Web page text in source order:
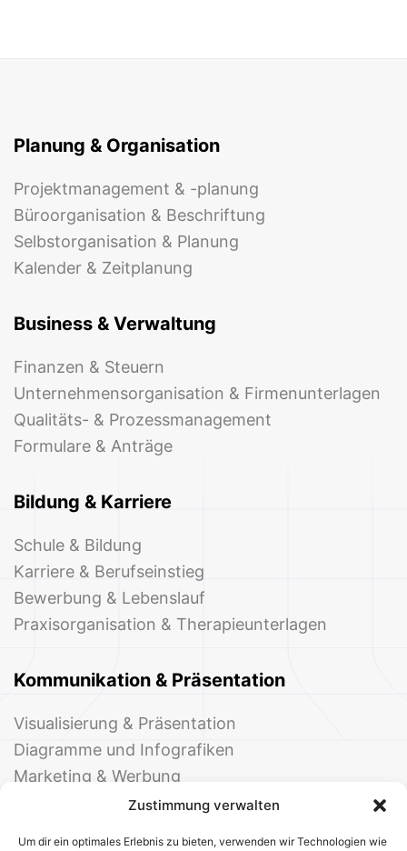
Zustimmung verwalten
Um dir ein optimales Erlebnis zu bieten, verwenden wir Technologien wie
Planung & Organisation
Projektmanagement & -planung
Büroorganisation & Beschriftung
Selbstorganisation & Planung
Kalender & Zeitplanung
Business & Verwaltung
Finanzen & Steuern
Unternehmensorganisation & Firmenunterlagen
Qualitäts- & Prozessmanagement
Formulare & Anträge
Bildung & Karriere
Schule & Bildung
Karriere & Berufseinstieg
Bewerbung & Lebenslauf
Praxisorganisation & Therapieunterlagen
Kommunikation & Präsentation
Visualisierung & Präsentation
Diagramme und Infografiken
Marketing & Werbung
Events & Einladungen